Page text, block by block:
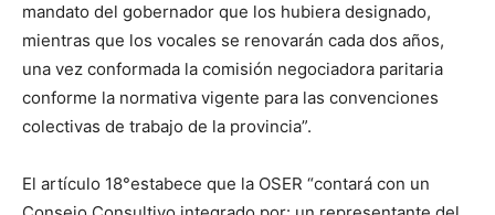
mandato del gobernador que los hubiera designado,
mientras que los vocales se renovarán cada dos años,
una vez conformada la comisión negociadora paritaria
conforme la normativa vigente para las convenciones
colectivas de trabajo de la provincia”.
El artículo 18°estabece que la OSER “contará con un